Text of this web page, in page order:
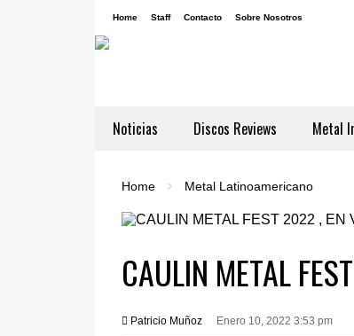
Home Staff Contacto Sobre Nosotros
Noticias Discos Reviews Metal
Home Metal Latinoamericano
CAULIN METAL
Patricio Muñoz Enero 10, 2022 3:53 pm